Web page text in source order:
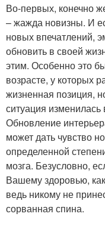
Во-первых, конечно
– жажда новизны. И
новых впечатлений,
обновить в своей
этим. Особенно это
возрасте, у которых
жизненная позиция,
ситуация
Обновление
может дать чувство
определенной
мозга. Безусловно,
Вашему здоровью,
ведь никому не
сорванная спина.